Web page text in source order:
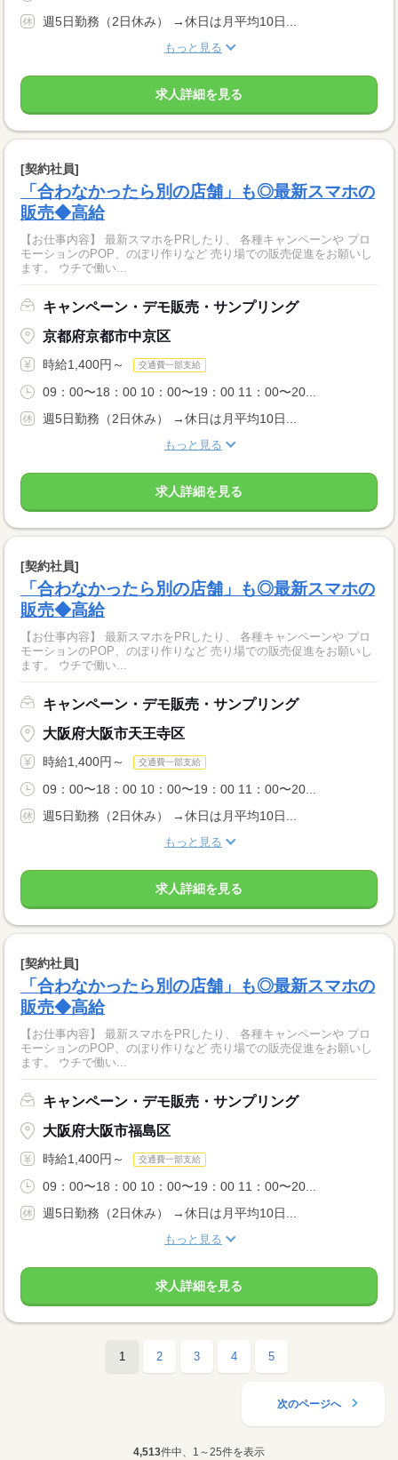
週5日勤務（2日休み） →休日は月平均10日...
もっと見る
求人詳細を見る
[契約社員]
「合わなかったら別の店舗」も◎最新スマホの
販売◆高給
【お仕事内容】 最新スマホをPRしたり、 各種キャンペーンや プロ
モーションのPOP、のぼり作りなど 売り場での販売促進をお願いし
ます。 ウチで働い...
キャンペーン・デモ販売・サンプリング
京都府京都市中京区
時給1,400円～ 交通費一部支給
09：00〜18：00 10：00〜19：00 11：00〜20...
週5日勤務（2日休み） →休日は月平均10日...
もっと見る
求人詳細を見る
[契約社員]
「合わなかったら別の店舗」も◎最新スマホの
販売◆高給
【お仕事内容】 最新スマホをPRしたり、 各種キャンペーンや プロ
モーションのPOP、のぼり作りなど 売り場での販売促進をお願いし
ます。 ウチで働い...
キャンペーン・デモ販売・サンプリング
大阪府大阪市天王寺区
時給1,400円～ 交通費一部支給
09：00〜18：00 10：00〜19：00 11：00〜20...
週5日勤務（2日休み） →休日は月平均10日...
もっと見る
求人詳細を見る
[契約社員]
「合わなかったら別の店舗」も◎最新スマホの
販売◆高給
【お仕事内容】 最新スマホをPRしたり、 各種キャンペーンや プロ
モーションのPOP、のぼり作りなど 売り場での販売促進をお願いし
ます。 ウチで働い...
キャンペーン・デモ販売・サンプリング
大阪府大阪市福島区
時給1,400円～ 交通費一部支給
09：00〜18：00 10：00〜19：00 11：00〜20...
週5日勤務（2日休み） →休日は月平均10日...
もっと見る
求人詳細を見る
1 2 3 4 5
次のページへ
4,513件中、1～25件を表示